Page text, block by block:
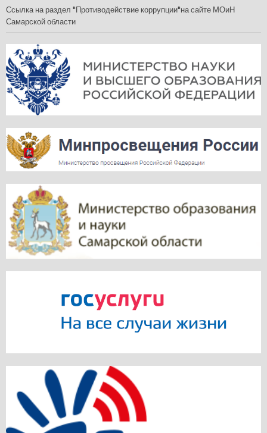
Ссылка на раздел "Противодействие коррупции"на сайте МОиН
Самарской области